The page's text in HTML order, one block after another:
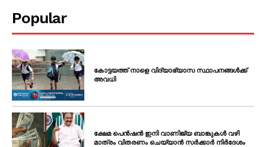
Popular
കോട്ടയത്ത് നാളെ വിദ്യാഭ്യാസ സ്ഥാപനങ്ങൾക്ക്
അവധി
ക്ഷേമ പെൻഷൻ ഇനി വാണിജ്യ ബാങ്കുകൾ വഴി
മാത്രം വിതരണം ചെയ്യാൻ സർക്കാർ നിർദേശം